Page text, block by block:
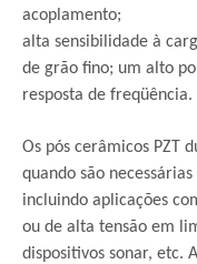
acoplamento;
alta sensibilidade à
de grão fino; um alto
resposta de freqüência.
Os pós cerâmicos PZT
quando são
incluindo aplicações
ou de alta tensão em
dispositivos sonar, etc.